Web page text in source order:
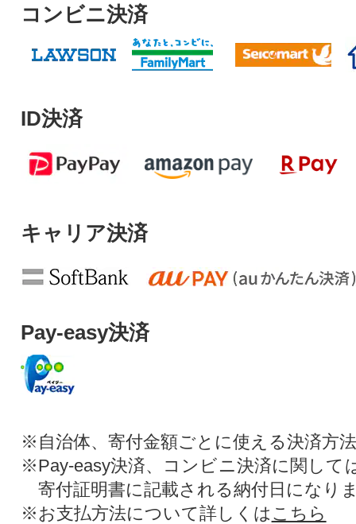
コンビニ決済
ID決済
キャリア決済
Pay-easy決済
※自治体、寄付金額ごとに使える決済方
※Pay-easy決済、コンビニ決済に関して
寄付証明書に記載される納付日になり
※お支払方法について詳しくは こちら